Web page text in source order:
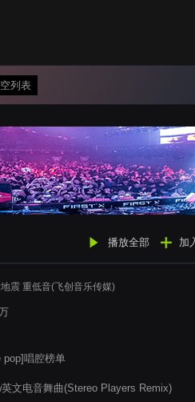
列表
播放全部 加
震 重低音(飞创音乐传媒)
pop]唱腔榜单
文电音舞曲(Stereo Players Remix)